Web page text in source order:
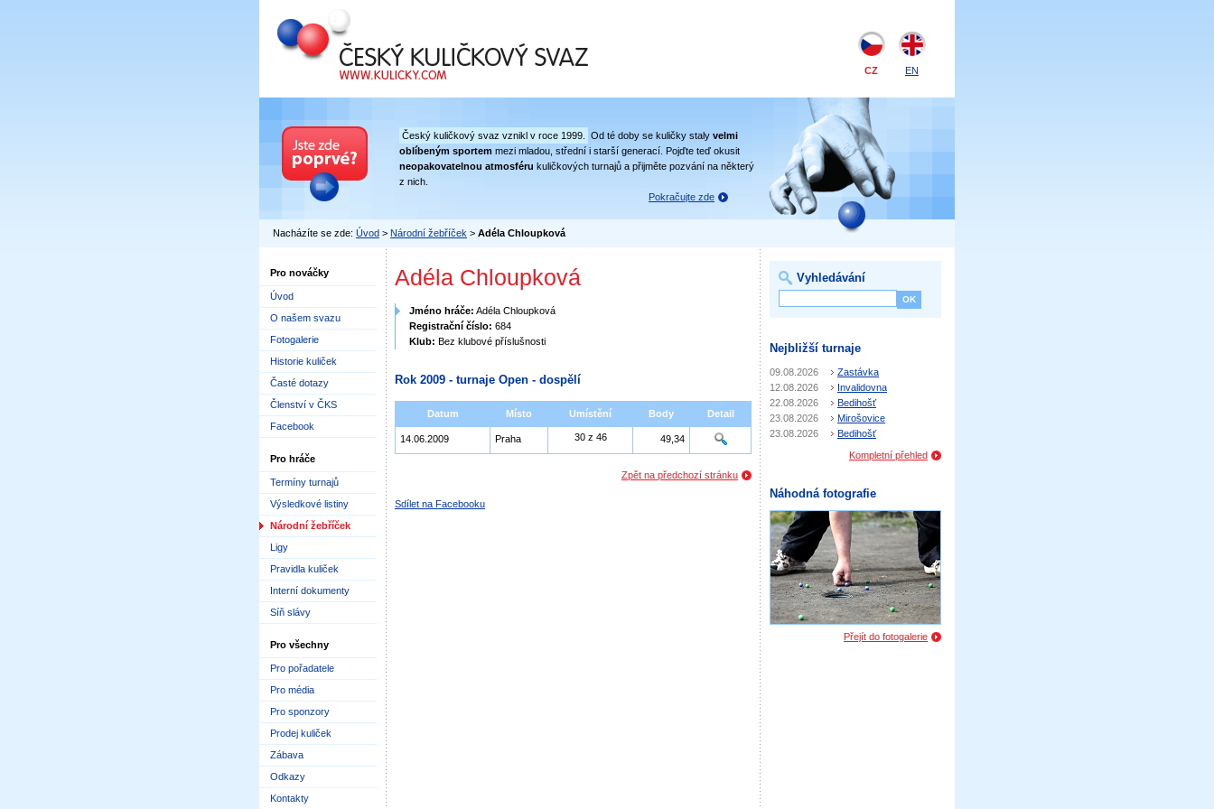
Český kuličkový svaz
CZ EN
Český kuličkový svaz vznikl v roce 1999. Od té doby se kuličky staly velmi
oblíbeným sportem mezi mladou, střední i starší generací. Pojďte teď okusit
neopakovatelnou atmosféru kuličkových turnajů a přijměte pozvání na některý
z nich.
Pokračujte zde
Nacházíte se zde: Úvod > Národní žebříček > Adéla Chloupková
Pro nováčky
Úvod
O našem svazu
Fotogalerie
Historie kuliček
Časté dotazy
Členství v ČKS
Facebook
Pro hráče
Termíny turnajů
Výsledkové listiny
Národní žebříček
Ligy
Pravidla kuliček
Interní dokumenty
Síň slávy
Pro všechny
Pro pořadatele
Pro média
Pro sponzory
Prodej kuliček
Zábava
Odkazy
Kontakty
Adéla Chloupková
Jméno hráče: Adéla Chloupková
Registrační číslo: 684
Klub: Bez klubové příslušnosti
Rok 2009 - turnaje Open - dospělí
Datum Místo Umístění Body Detail
14.06.2009 Praha 30 z 46 49,34
Zpět na předchozí stránku
Sdílet na Facebooku
Vyhledávání
Nejbližší turnaje
09.08.2026
Zastávka
12.08.2026
Invalidovna
22.08.2026
Bedihošť
23.08.2026
Mirošovice
23.08.2026
Bedihošť
Kompletní přehled
Náhodná fotografie
Přejít do fotogalerie